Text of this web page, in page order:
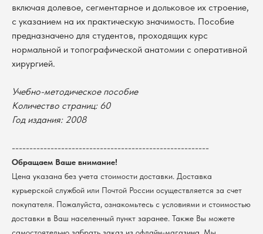
включая долевое, сегментарное и дольковое их строение,
с указанием на их практическую значимость. Пособие
предназначено для студентов, проходящих курс
нормальной и топографической анатомии с оперативной
хирургией.
Учебно-методическое пособие
Количество страниц: 60
Год издания: 2008
--------------------------------------------------------
Обращаем Ваше внимание!
Цена указана без учета стоимости доставки. Доставка
курьерской службой или Почтой России осуществляется за счет
покупателя. Пожалуйста, ознакомьтесь с условиями и стоимостью
доставки в Ваш населенный пункт заранее. Также Вы можете
Контакты
Мерч НГУ
Политика обработки персональных данных
ИНН 5408106490
КПП 540801001